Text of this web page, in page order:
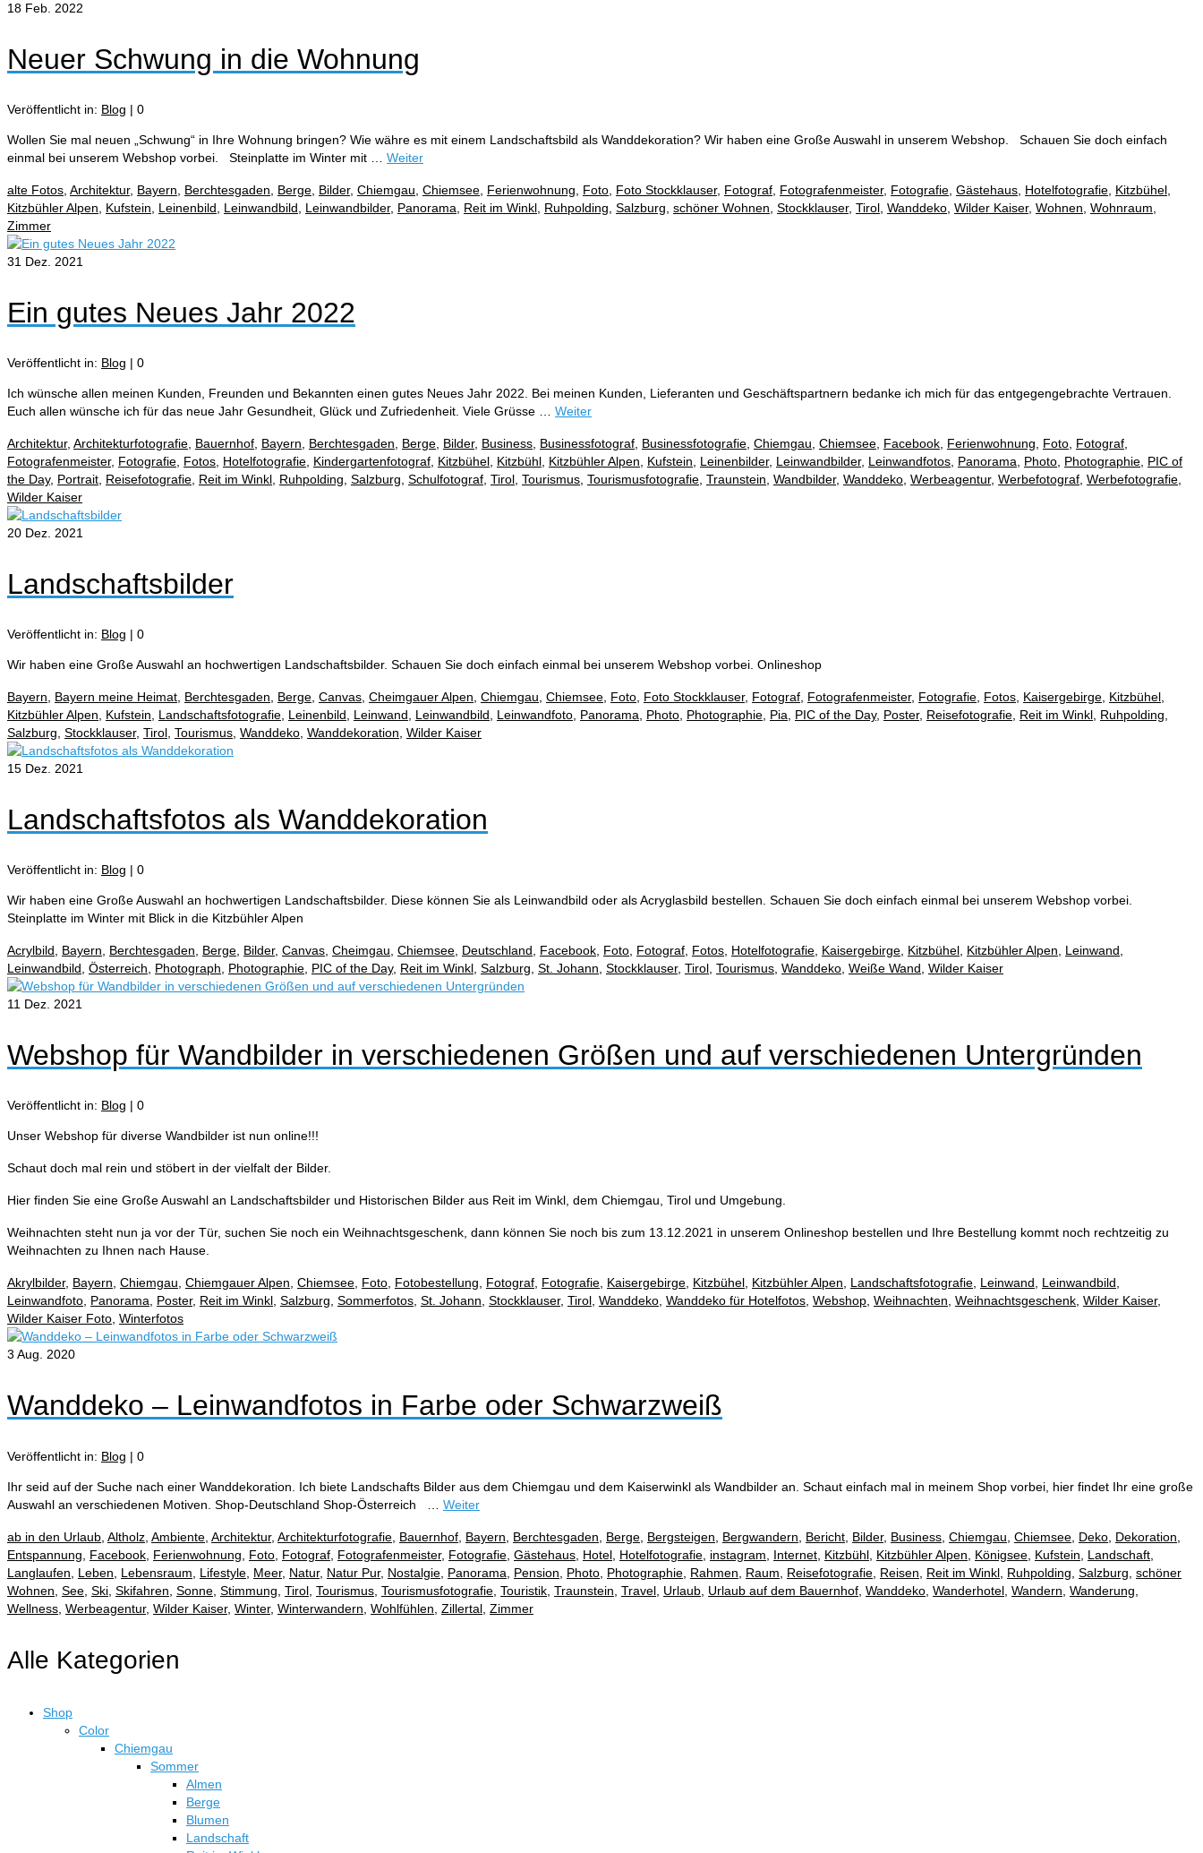
18 Feb. 2022
Neuer Schwung in die Wohnung
Veröffentlicht in: Blog | 0
Wollen Sie mal neuen „Schwung“ in Ihre Wohnung bringen? Wie währe es mit einem Landschaftsbild als Wanddekoration? Wir haben eine Große Auswahl in unserem Webshop. Schauen Sie doch einfach
einmal bei unserem Webshop vorbei. Steinplatte im Winter mit … Weiter
alte Fotos Architektur, Bayern Berchtesgaden Berge Bilder, Chiemgau Chiemsee Ferienwohnung Foto Foto Stockklauser, Fotograf Fotografenmeister, Fotografie Gästehaus Hotelfotografie Kitzbühel
Kitzbühler Alpen
Kufstein Leinenbild Leinwandbild Leinwandbilder, Panorama Reit im Winkl Ruhpolding Salzburg schöner Wohnen Stockklauser, Tirol Wanddeko Wilder Kaiser, Wohnen Wohnraum
Zimmer
31 Dez. 2021
Ein gutes Neues Jahr 2022
Veröffentlicht in: Blog | 0
Ich wünsche allen meinen Kunden, Freunden und Bekannten einen gutes Neues Jahr 2022. Bei meinen Kunden, Lieferanten und Geschäftspartnern bedanke ich mich für das entgegengebrachte Vertrauen.
Euch allen wünsche ich für das neue Jahr Gesundheit, Glück und Zufriedenheit. Viele Grüsse … Weiter
Architektur, Architekturfotografie Bauernhof Bayern Berchtesgaden Berge Bilder, Business Businessfotograf Businessfotografie Chiemgau Chiemsee Facebook Ferienwohnung Foto Fotograf
Fotografenmeister, Fotografie Fotos Hotelfotografie Kindergartenfotograf Kitzbühel Kitzbühl Kitzbühler Alpen Kufstein Leinenbilder, Leinwandbilder, Leinwandfotos Panorama Photo Photographie PIC of
the Day, Portrait Reisefotografie Reit im Winkl Ruhpolding Salzburg Schulfotograf Tirol Tourismus Tourismusfotografie Traunstein Wandbilder, Wanddeko Werbeagentur, Werbefotograf Werbefotografie
Wilder Kaiser
20 Dez. 2021
Landschaftsbilder
Veröffentlicht in: Blog | 0
Wir haben eine Große Auswahl an hochwertigen Landschaftsbilder. Schauen Sie doch einfach einmal bei unserem Webshop vorbei. Onlineshop
Bayern, Bayern meine Heimat, Berchtesgaden, Berge, Canvas, Cheimgauer Alpen, Chiemgau, Chiemsee, Foto, Foto Stockklauser, Fotograf, Fotografenmeister, Fotografie, Fotos, Kaisergebirge, Kitzbühel,
Kitzbühler Alpen, Kufstein, Landschaftsfotografie, Leinenbild, Leinwand, Leinwandbild, Leinwandfoto, Panorama, Photo, Photographie, Pia, PIC of the Day, Poster, Reisefotografie, Reit im Winkl, Ruhpolding,
Salzburg, Stockklauser, Tirol, Tourismus, Wanddeko, Wanddekoration, Wilder Kaiser
15 Dez. 2021
Landschaftsfotos als Wanddekoration
Veröffentlicht in: Blog | 0
Wir haben eine Große Auswahl an hochwertigen Landschaftsbilder. Diese können Sie als Leinwandbild oder als Acryglasbild bestellen. Schauen Sie doch einfach einmal bei unserem Webshop vorbei.
Steinplatte im Winter mit Blick in die Kitzbühler Alpen
Acrylbild, Bayern, Berchtesgaden, Berge, Bilder, Canvas, Cheimgau, Chiemsee, Deutschland, Facebook, Foto, Fotograf, Fotos, Hotelfotografie, Kaisergebirge, Kitzbühel, Kitzbühler Alpen, Leinwand,
Leinwandbild, Österreich, Photograph, Photographie, PIC of the Day, Reit im Winkl, Salzburg, St. Johann, Stockklauser, Tirol, Tourismus, Wanddeko, Weiße Wand, Wilder Kaiser
11 Dez. 2021
Webshop für Wandbilder in verschiedenen Größen und auf verschiedenen Untergründen
Veröffentlicht in: Blog | 0
Unser Webshop für diverse Wandbilder ist nun online!!!
Schaut doch mal rein und stöbert in der vielfalt der Bilder.
Hier finden Sie eine Große Auswahl an Landschaftsbilder und Historischen Bilder aus Reit im Winkl, dem Chiemgau, Tirol und Umgebung.
Weihnachten steht nun ja vor der Tür, suchen Sie noch ein Weihnachtsgeschenk, dann können Sie noch bis zum 13.12.2021 in unserem Onlineshop bestellen und Ihre Bestellung kommt noch rechtzeitig zu
Weihnachten zu Ihnen nach Hause.
Akrylbilder, Bayern, Chiemgau, Chiemgauer Alpen, Chiemsee, Foto, Fotobestellung, Fotograf, Fotografie, Kaisergebirge, Kitzbühel, Kitzbühler Alpen, Landschaftsfotografie, Leinwand, Leinwandbild,
Leinwandfoto, Panorama, Poster, Reit im Winkl, Salzburg, Sommerfotos, St. Johann, Stockklauser, Tirol, Wanddeko, Wanddeko für Hotelfotos, Webshop, Weihnachten, Weihnachtsgeschenk, Wilder Kaiser,
Wilder Kaiser Foto, Winterfotos
3 Aug. 2020
Wanddeko – Leinwandfotos in Farbe oder Schwarzweiß
Veröffentlicht in: Blog | 0
Ihr seid auf der Suche nach einer Wanddekoration. Ich biete Landschafts Bilder aus dem Chiemgau und dem Kaiserwinkl als Wandbilder an. Schaut einfach mal in meinem Shop vorbei, hier findet Ihr eine große
Auswahl an verschiedenen Motiven. Shop-Deutschland Shop-Österreich … Weiter
ab in den Urlaub Altholz Ambiente Architektur, Architekturfotografie Bauernhof Bayern Berchtesgaden Berge Bergsteigen Bergwandern Bericht Bilder, Business Chiemgau Chiemsee Deko Dekoration
Entspannung
Facebook Ferienwohnung Foto Fotograf Fotografenmeister, Fotografie Gästehaus Hotel Hotelfotografie instagram Internet Kitzbühl Kitzbühler Alpen Königsee Kufstein Landschaft
Langlaufen
Leben Lebensraum Lifestyle Meer, Natur, Natur Pur, Nostalgie Panorama Pension Photo Photographie Rahmen Raum Reisefotografie Reisen Reit im Winkl Ruhpolding Salzburg schöner
Wohnen See Ski Skifahren Sonne Stimmung Tirol Tourismus Tourismusfotografie Touristik Traunstein Travel Urlaub Urlaub auf dem Bauernhof Wanddeko Wanderhotel Wandern Wanderung
Wellness Werbeagentur, Wilder Kaiser, Winter, Winterwandern Wohlfühlen Zillertal Zimmer
Alle Kategorien
Shop
Color
Chiemgau
Sommer
Almen
Berge
Blumen
Landschaft